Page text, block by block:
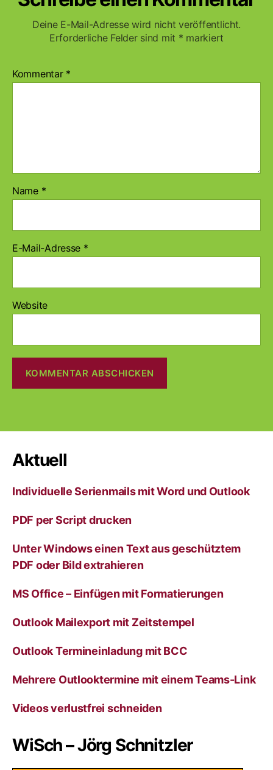
Deine E-Mail-Adresse wird nicht veröffentlicht.
Erforderliche Felder sind mit * markiert
Kommentar *
Name *
E-Mail-Adresse *
Website
t
r
n
t
v
Aktuell
Individuelle Serienmails mit Word und Outlook
PDF per Script drucken
Unter Windows einen Text aus geschütztem
PDF oder Bild extrahieren
MS Office – Einfügen mit Formatierungen
Outlook Mailexport mit Zeitstempel
Outlook Termineinladung mit BCC
Mehrere Outlooktermine mit einem Teams-Link
Videos verlustfrei schneiden
WiSch – Jörg Schnitzler